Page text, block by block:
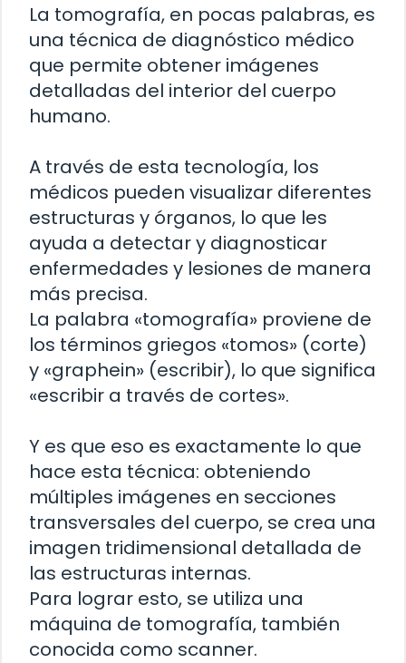
La tomografía, en pocas palabras, es
una técnica de diagnóstico médico
que permite obtener imágenes
detalladas del interior del cuerpo
humano.
A través de esta tecnología, los
médicos pueden visualizar diferentes
estructuras y órganos, lo que les
ayuda a detectar y diagnosticar
enfermedades y lesiones de manera
más precisa.
La palabra «tomografía» proviene de
los términos griegos «tomos» (corte)
y «graphein» (escribir), lo que significa
«escribir a través de cortes».
Y es que eso es exactamente lo que
hace esta técnica: obteniendo
múltiples imágenes en secciones
transversales del cuerpo, se crea una
imagen tridimensional detallada de
las estructuras internas.
Para lograr esto, se utiliza una
máquina de tomografía, también
conocida como scanner.